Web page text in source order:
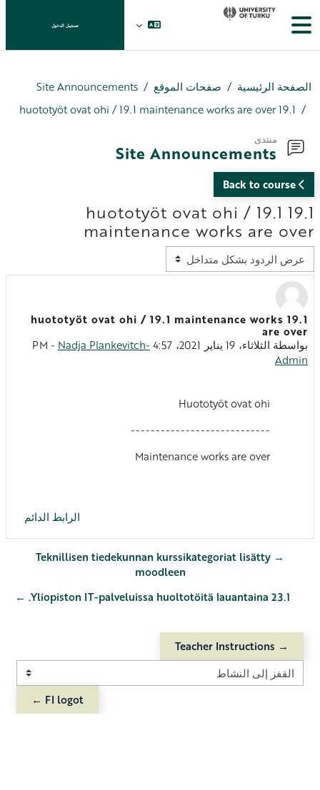
تخطى إلى المحتوى الرئيسي
واجهة جانبية تسجيل الدخول
الصفحة الرئيسية صفحات الموقع
Site Announcements
19.1 huototyöt ovat ohi / 19.1 maintenance works are over
منتدى
Site Announcements
19.1 huototyöt ovat ohi / 19.1
maintenance works are over
نمط العرض
19.1 huototyöt ovat ohi / 19.1 maintenance works
are over
بواسطة الثلاثاء، 19 يناير 2021، 4:57 PM - Nadja Plankevitch-
Admin
عدد الردود: 0
Huototyöt ovat ohi
----------------------------
Maintenance works are over
الرابط الدائم
→ Teknillisen tiedekunnan kurssikategoriat lisätty
moodleen
Yliopiston IT-palveluissa huoltotöitä lauantaina 23.1. ←
→ Teacher Instructions
القفز إلى النشاط
FI logot ←